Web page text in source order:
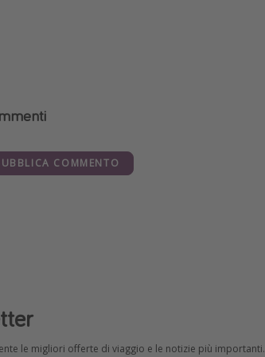
COMMENTO
le migliori offerte di viaggio e le notizie più importanti.